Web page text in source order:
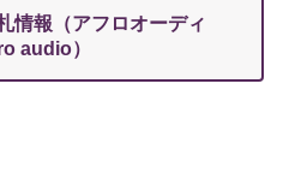
情報（アフロオーディ
audio）